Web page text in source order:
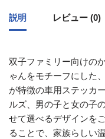
説明 レビュー (0)
双子ファミリー向けの
ゃんをモチーフにした
が特徴の車用ステッカ
ルズ、男の子と女の子
せて選べるデザインを
ることで、家族らしい